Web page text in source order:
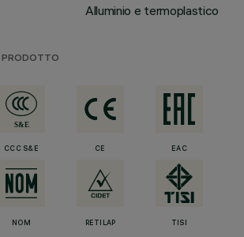
Alluminio e termoplastico
PRODOTTO
CCC S&E CE EAC
NOM RETILAP TISI